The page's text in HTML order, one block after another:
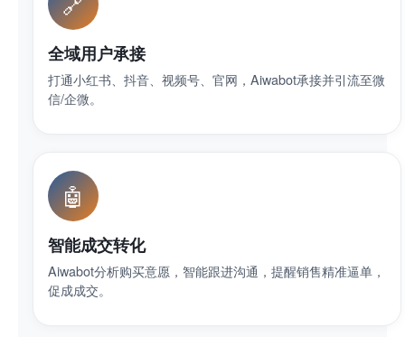
全域用户承接
打通小红书、抖音、视频号、官网，Aiwabot承接并引流至微
信/企微。
🤖
智能成交转化
Aiwabot分析购买意愿，智能跟进沟通，提醒销售精准逼单，
促成成交。